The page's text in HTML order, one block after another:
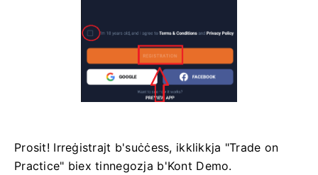
Prosit! Irreġistrajt b'suċċess, ikklikkja "Trade on
Practice" biex tinnegozja b'Kont Demo.